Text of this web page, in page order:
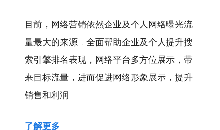
目前，网络营销依然企业及个人网络曝光流
量最大的来源，全面帮助企业及个人提升搜
索引擎排名表现，网络平台多方位展示，带
来目标流量，进而促进网络形象展示，提升
销售和利润
了解更多